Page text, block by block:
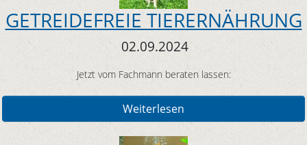
GETREIDEFREIE TIERERNÄHRUNG
02.09.2024
Jetzt vom Fachmann beraten lassen:
Weiterlesen